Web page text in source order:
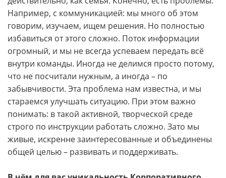
Например, с коммуникацией: мы много об этом
говорим, изучаем, ищем решения. Но полностью
избавиться от этого сложно. Поток информации
огромный, и мы не всегда успеваем передать всё
внутри команды. Иногда не делимся просто потому,
что не посчитали нужным, а иногда – по
забывчивости. Эта проблема нам известна, и мы
стараемся улучшать ситуацию. При этом важно
понимать: в такой активной, творческой среде
строго по инструкции работать сложно. Зато мы
живые, искренне заинтересованные и объединены
общей целью – развивать и поддерживать.